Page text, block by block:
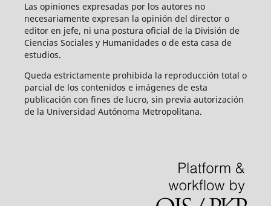
Las opiniones expresadas por los autores no
necesariamente expresan la opinión del director o
editor en jefe, ni una postura oficial de la División de
Ciencias Sociales y Humanidades o de esta casa de
estudios.
Queda estrictamente prohibida la reproducción total o
parcial de los contenidos e imágenes de esta
publicación con fines de lucro, sin previa autorización
de la Universidad Autónoma Metropolitana.